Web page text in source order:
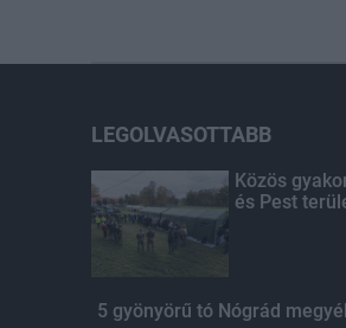
LEGOLVASOTTABB
Közös
és Pest
5 gyönyörű tó Nógrád